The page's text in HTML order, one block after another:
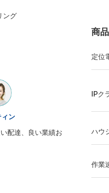
ング
要性注意深く詰ま
次の協
よび良質
商
定位
IPク
ハウ
作業